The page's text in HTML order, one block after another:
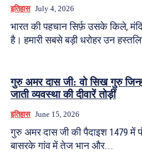
इतिहास July 4, 2026
भारत की पहचान सिर्फ़ उसके किले,
है। हमारी सबसे बड़ी धरोहर उन
गुरु अमर दास जी: वो सिख गुरु
जाती व्यवस्था की दीवारें तोड़ीं
इतिहास June 15, 2026
गुरु अमर दास जी की पैदाइश 1479
बासरके गांव में तेज भान और...